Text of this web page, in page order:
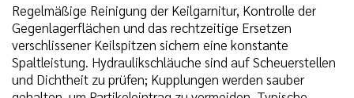
Regelmäßige Reinigung der Keilgarnitur, Kontrolle der
Gegenlagerflächen und das rechtzeitige Ersetzen
verschlissener Keilspitzen sichern eine konstante
Spaltleistung. Hydraulikschläuche sind auf Scheuerstellen
und Dichtheit zu prüfen; Kupplungen werden sauber